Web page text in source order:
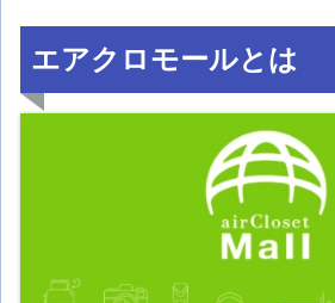
エアクロモールとは